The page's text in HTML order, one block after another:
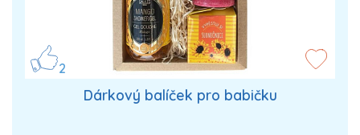
2
Dárkový balíček pro babičku